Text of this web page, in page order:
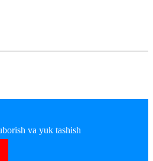
va yuk tashish